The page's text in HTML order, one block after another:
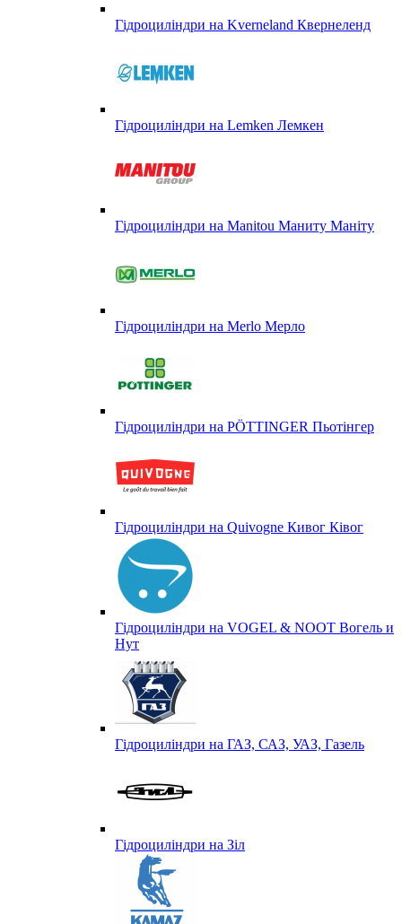
Гідроциліндри на Kverneland Квернеленд
Гідроциліндри на Lemken Лемкен
Гідроциліндри на Manitou Маниту Маніту
Гідроциліндри на Merlo Мерло
Гідроциліндри на PÖTTINGER Пьотінгер
Гідроциліндри на Quivogne Кивог Ківог
Гідроциліндри на VOGEL & NOOT Вогель и
Нут
Гідроциліндри на ГАЗ, САЗ, УАЗ, Газель
Гідроциліндри на Зіл